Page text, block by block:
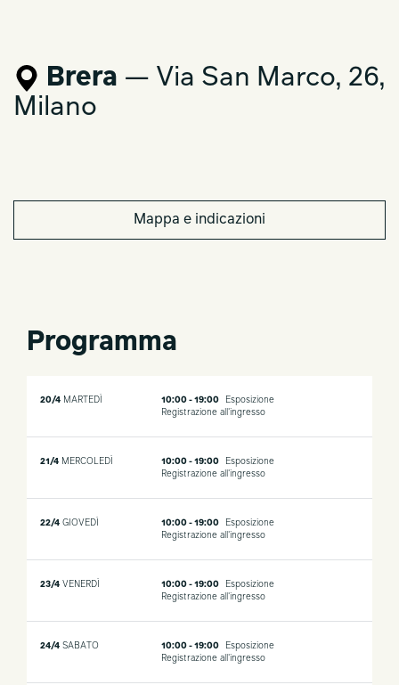
Brera — Via San Marco, 26,
Milano
Mappa e indicazioni
Programma
20/4 MARTEDÌ 10:00 - 19:00
Esposizione
Registrazione all'ingresso
21/4 MERCOLEDÌ 10:00 - 19:00
Esposizione
Registrazione all'ingresso
22/4 GIOVEDÌ 10:00 - 19:00
Esposizione
Registrazione all'ingresso
23/4 VENERDÌ 10:00 - 19:00
Esposizione
Registrazione all'ingresso
24/4 SABATO 10:00 - 19:00
Esposizione
Registrazione all'ingresso